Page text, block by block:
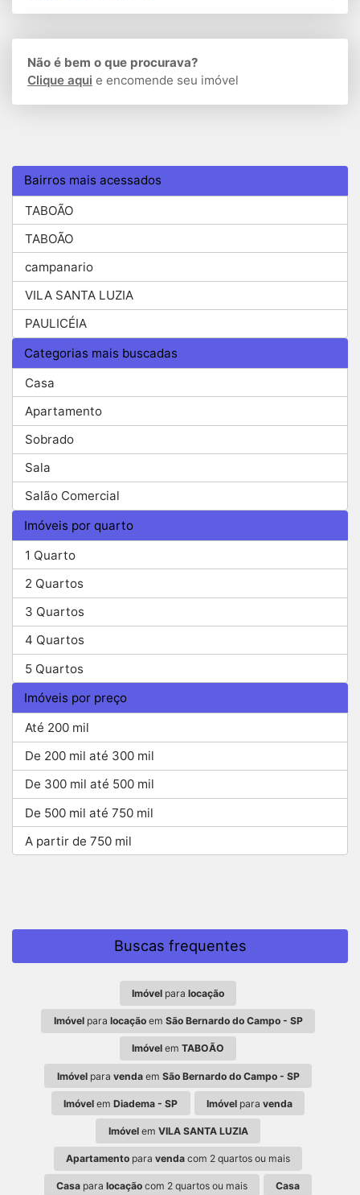
Não é bem o que procurava?
Clique aqui e encomende seu imóvel
Bairros mais acessados
TABOÃO
TABOÃO
campanario
VILA SANTA LUZIA
PAULICÉIA
Categorias mais buscadas
Casa
Apartamento
Sobrado
Sala
Salão Comercial
Imóveis por quarto
1 Quarto
2 Quartos
3 Quartos
4 Quartos
5 Quartos
Imóveis por preço
Até 200 mil
De 200 mil até 300 mil
De 300 mil até 500 mil
De 500 mil até 750 mil
A partir de 750 mil
Buscas frequentes
Imóvel para locação
Imóvelpara locaçãoem São Bernardo do Campo - SP
Imóvel em TABOÃO
Imóvelpara vendaem São Bernardo do Campo - SP
Imóvel emDiadema - SP Imóvelpara venda
Imóvelem VILA SANTA LUZIA
Apartamento para venda com 2 quartos ou mais
Casapara locaçãocom 2 quartos ou mais Casa